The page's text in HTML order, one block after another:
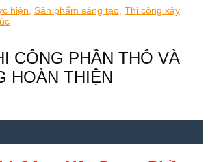
hiện Sản phẩm sáng tạo Thi công xây
CÔNG PHẦN THÔ VÀ
HOÀN THIỆN